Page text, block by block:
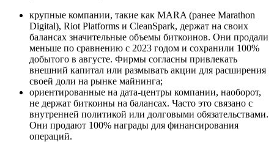
крупные компании, такие как MARA (ранее Marathon
Digital), Riot Platforms и CleanSpark, держат на своих
балансах значительные объемы биткоинов. Они продали
меньше по сравнению с 2023 годом и сохранили 100%
добытого в августе. Фирмы согласны привлекать
внешний капитал или размывать акции для расширения
своей доли на рынке майнинга;
ориентированные на дата-центры компании, наоборот,
не держат биткоины на балансах. Часто это связано с
внутренней политикой или долговыми обязательствами.
Они продают 100% награды для финансирования
операций.